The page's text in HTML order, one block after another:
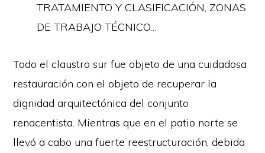
TRATAMIENTO Y CLASIFICACIÓN, ZONAS
DE TRABAJO TÉCNICO…
Todo el claustro sur fue objeto de una cuidadosa
restauración con el objeto de recuperar la
dignidad arquitectónica del conjunto
renacentista. Mientras que en el patio norte se
llevó a cabo una fuerte reestructuración, debida